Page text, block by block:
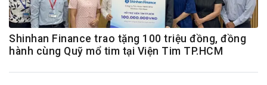
Shinhan Finance trao tặng 100 triệu đồng, đồng
hành cùng Quỹ mổ tim tại Viện Tim TP.HCM